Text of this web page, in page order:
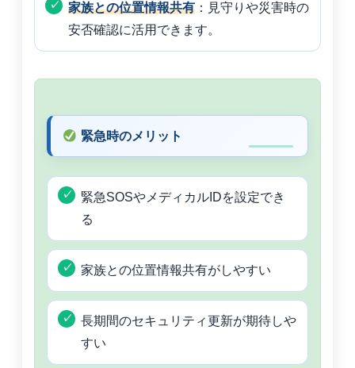
家族との位置情報共有 ：見守りや災害時の
安否確認に活用できます。
緊急時のメリット
緊急SOSやメディカルIDを設定でき
る
家族との位置情報共有がしやすい
長期間のセキュリティ更新が期待しや
すい